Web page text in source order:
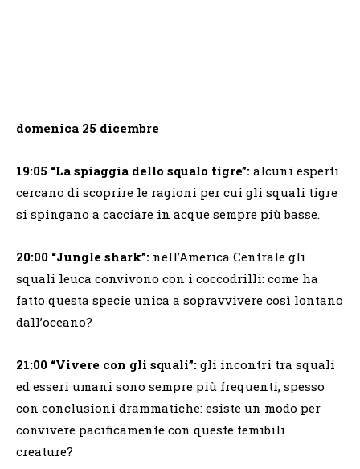
domenica 25 dicembre
19:05 “La spiaggia dello squalo tigre”: alcuni esperti
cercano di scoprire le ragioni per cui gli squali tigre
si spingano a cacciare in acque sempre più basse.
20:00 “Jungle shark”: nell’America Centrale gli
squali leuca convivono con i coccodrilli: come ha
fatto questa specie unica a sopravvivere così lontano
dall’oceano?
21:00 “Vivere con gli squali”: gli incontri tra squali
ed esseri umani sono sempre più frequenti, spesso
con conclusioni drammatiche: esiste un modo per
convivere pacificamente con queste temibili
creature?